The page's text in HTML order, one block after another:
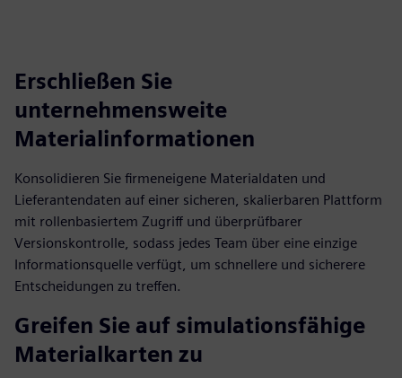
Erschließen Sie
unternehmensweite
Materialinformationen
Konsolidieren Sie firmeneigene Materialdaten und
Lieferantendaten auf einer sicheren, skalierbaren Plattform
mit rollenbasiertem Zugriff und überprüfbarer
Versionskontrolle, sodass jedes Team über eine einzige
Informationsquelle verfügt, um schnellere und sicherere
Entscheidungen zu treffen.
Greifen Sie auf simulationsfähige
Materialkarten zu